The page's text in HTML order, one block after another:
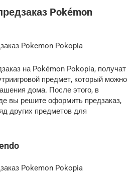
Pokémon
на Pokémon Pokopia, получат
предмет, который можно
дома. После этого, в
вы решите оформить предзаказ,
других предметов для